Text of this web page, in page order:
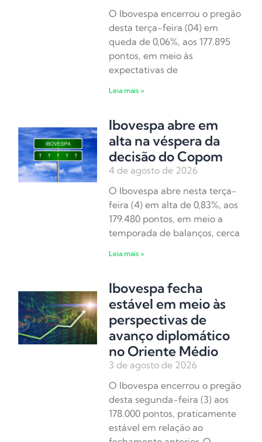
O Ibovespa encerrou o pregão
desta terça-feira (04) em
queda de 0,06%, aos 177.895
pontos, em meio às
expectativas de
Leia mais »
Ibovespa abre em
alta na véspera da
decisão do Copom
4 de agosto de 2026
O Ibovespa abre nesta terça-
feira (4) em alta de 0,83%, aos
179.480 pontos, em meio a
temporada de balanços, cerca
Leia mais »
Ibovespa fecha
estável em meio às
perspectivas de
avanço diplomático
no Oriente Médio
3 de agosto de 2026
O Ibovespa encerrou o pregão
desta segunda-feira (3) aos
178.000 pontos, praticamente
estável em relação ao